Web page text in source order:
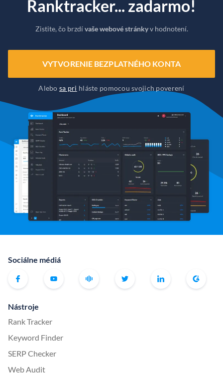
Ranktracker... zadarmo!
Zistite, čo brzdívaše webové stránkyv hodnotení.
VYTVORENIE BEZPLATNÉHO KONTA
Alebosa pri hláste pomocou svojich poverení
Sociálne médiá
Nástroje
Rank Tracker
Keyword Finder
SERP Checker
Web Audit